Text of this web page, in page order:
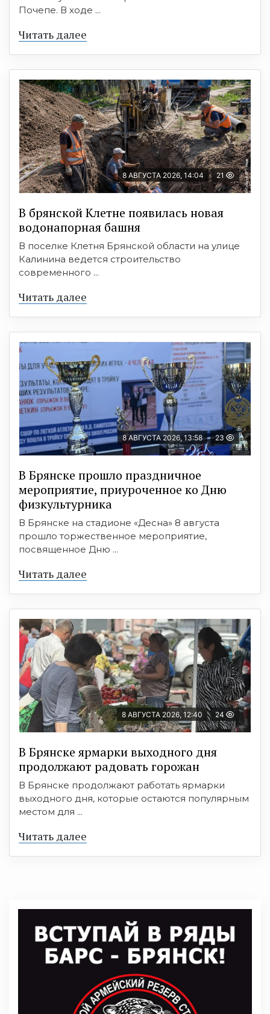
Почепе. В ходе ...
Читать далее
8 АВГУСТА 2026, 14:04 21
В брянской Клетне появилась новая
водонапорная башня
В поселке Клетня Брянской области на улице
Калинина ведется строительство
современного ...
Читать далее
8 АВГУСТА 2026, 13:58 23
В Брянске прошло праздничное
мероприятие, приуроченное ко Дню
физкультурника
В Брянске на стадионе «Десна» 8 августа
прошло торжественное мероприятие,
посвященное Дню ...
Читать далее
8 АВГУСТА 2026, 12:40 24
В Брянске ярмарки выходного дня
продолжают радовать горожан
В Брянске продолжают работать ярмарки
выходного дня, которые остаются популярным
местом для ...
Читать далее